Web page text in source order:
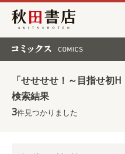
秋田書店
「せせせせ！～目指せ初
検索結果
3件見つかりました